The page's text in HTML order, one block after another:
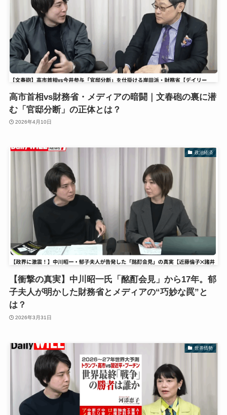
高市首相vs財務省・メディアの暗闘｜文春砲の裏に潜
む「官邸分断」の正体とは？
2026年4月10日
政治経済
【衝撃の真実】中川昭一氏「酩酊会見」から17年。郁
子夫人が明かした財務省とメディアの“巧妙な罠”と
は？
2026年3月31日
世界情勢